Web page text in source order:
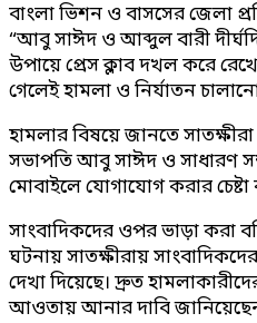
বাংলা ভিশন ও বাসসের জেলা
“আবু সাঈদ ও আব্দুল বারী
উপায়ে প্রেস ক্লাব দখল করে
গেলেই হামলা ও নির্যাতন
হামলার বিষয়ে জানতে
সভাপতি আবু সাঈদ ও সাধারণ
মোবাইলে যোগাযোগ করার
সাংবাদিকদের ওপর ভাড়া করা
ঘটনায় সাতক্ষীরায়
দেখা দিয়েছে। দ্রুত
আওতায় আনার দাবি